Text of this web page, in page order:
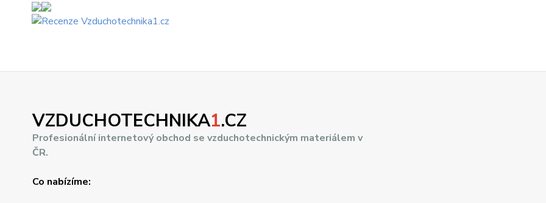
VZDUCHOTECHNIKA1.CZ
Profesionální internetový obchod se vzduchotechnickým materiálem v
ČR.
Co nabízíme: